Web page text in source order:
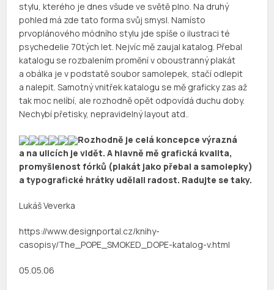
stylu, kterého je dnes všude ve světě plno. Na druhý
pohled má zde tato forma svůj smysl. Namísto
prvoplánového módního stylu jde spíše o ilustraci té
psychedelie 70tých let. Nejvíc mě zaujal katalog. Přebal
katalogu se rozbalením promění v oboustranný plakát
a obálka je v podstatě soubor samolepek, stačí odlepit
a nalepit. Samotný vnitřek katalogu se mě graficky zas až
tak moc nelíbí, ale rozhodně opět odpovídá duchu doby.
Nechybí přetisky, nepravidelný layout atd..
Rozhodně je celá koncepce výrazná
a na ulicích je vidět. A hlavně mě grafická kvalita,
promyšlenost fórků (plakát jako přebal a samolepky)
a typografické hrátky udělali radost. Radujte se taky.
Lukáš Veverka
https://www.designportal.cz/knihy-
casopisy/The_POPE_SMOKED_DOPE-katalog-v.html
05.05.06